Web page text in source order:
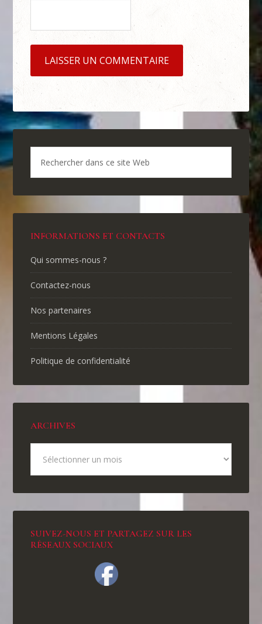
INFORMATIONS ET CONTACTS
Qui sommes-nous ?
Contactez-nous
Nos partenaires
Mentions Légales
Politique de confidentialité
ARCHIVES
SUIVEZ-NOUS ET PARTAGEZ SUR LES
RÉSEAUX SOCIAUX